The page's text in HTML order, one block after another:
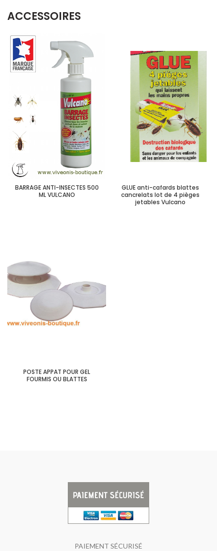
ACCESSOIRES
BARRAGE ANTI-INSECTES 500
ML VULCANO
GLUE anti-cafards blattes
cancrelats lot de 4 pièges
jetables Vulcano
POSTE APPAT POUR GEL
FOURMIS OU BLATTES
PAIEMENT SÉCURISÉ